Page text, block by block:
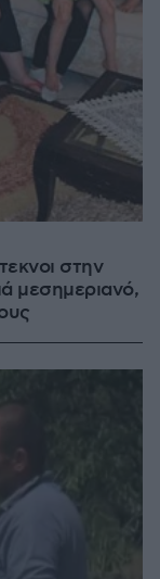
στην
μεσημεριανό,